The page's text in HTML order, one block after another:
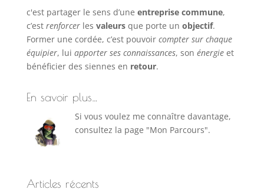
c'est partager le sens d’une entreprise commune,
c’est renforcerles valeursque porte un objectif.
Former une cordée, c’est pouvoircompter sur chaque
équipier, lui apporter ses connaissances, son énergieet
bénéficier des siennes en retour.
En savoir plus…
Si vous voulez me connaître davantage,
consultez la page "Mon Parcours".
Articles récents